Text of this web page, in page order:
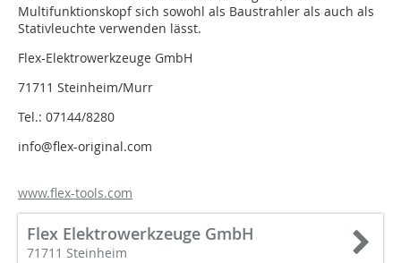
Multifunktionskopf sich sowohl als Baustrahler als auch als
Stativleuchte verwenden lässt.
Flex-Elektrowerkzeuge GmbH
71711 Steinheim/Murr
Tel.: 07144/8280
info@flex-original.com
www.flex-tools.com
Flex Elektrowerkzeuge GmbH
71711 Steinheim